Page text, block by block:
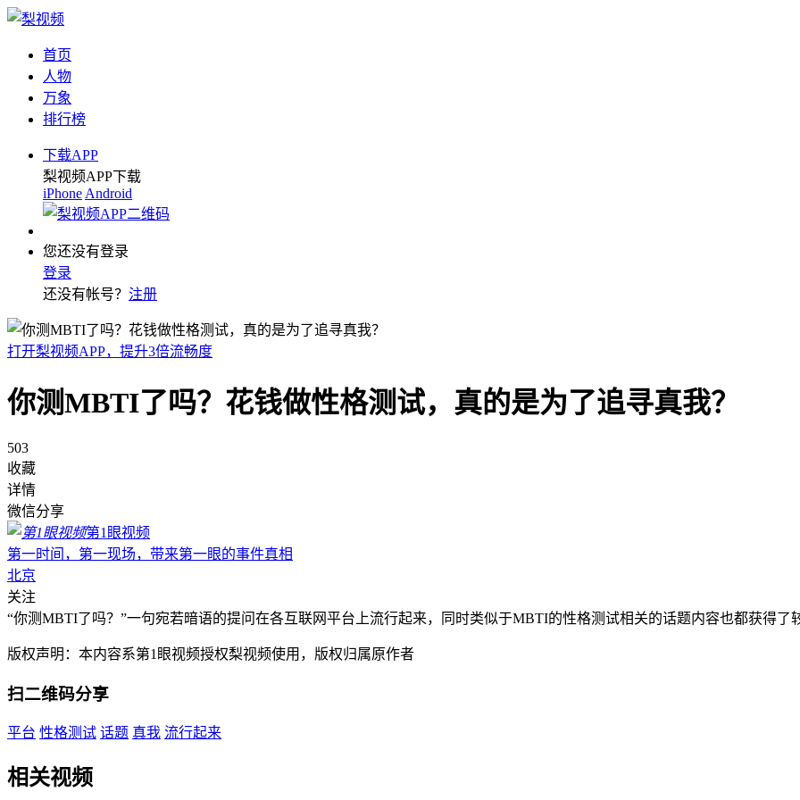
首页
人物
万象
排行榜
下载APP
梨视频APP下载
iPhone Android
您还没有登录
登录
还没有帐号？ 注册
打开梨视频APP，提升3倍流畅度
你测MBTI了吗？花钱做性格测试，真的是为了追寻真我？
503
收藏
详情
微信分享
第1眼视频
第一时间，第一现场，带来第一眼的事件真相
北京
关注
“你测MBTI了吗？”一句宛若暗语的提问在各互联网平台上流行起来，同时类似于MBTI的性格测试相关的话题内容也都获得了
版权声明：本内容系第1眼视频授权梨视频使用，版权归属原作者
扫二维码分享
平台 性格测试 话题 真我 流行起来
相关视频